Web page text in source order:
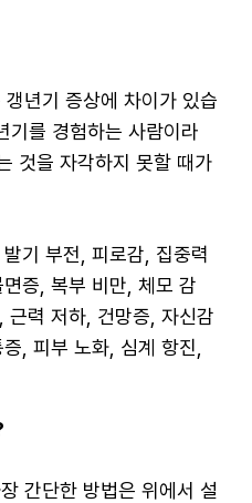
년기 증상에 차이가 있습
기를 경험하는 사람이라
것을 자각하지 못할 때가
기 부전, 피로감, 집중력
증, 복부 비만, 체모 감
근력 저하, 건망증, 자신감
, 피부 노화, 심계 항진,
간단한 방법은 위에서 설